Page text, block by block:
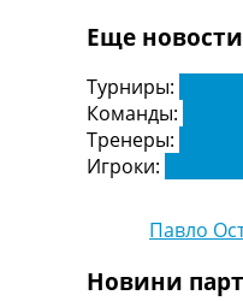
Конкурс
Турніри
Еще новости
Турниры:
Команды:
Тренеры:
Игроки:
Павло
Новини